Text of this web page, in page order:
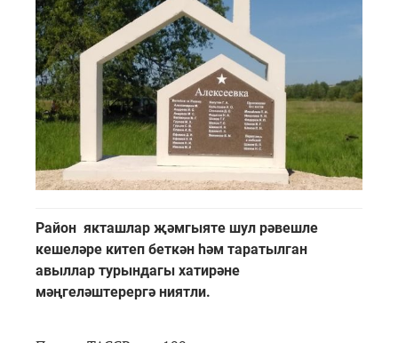
Район якташлар җәмгыяте шул рәвешле
кешеләре китеп беткән һәм таратылган
авыллар турындагы хатирәне
мәңгеләштерергә ниятли.